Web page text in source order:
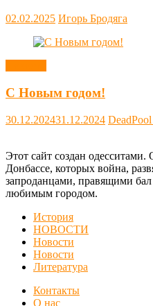
02.02.2025 Игорь Бродяга
С Новым годом!
30.12.202431.12.2024 DeadPool
Этот сайт создан
Донбассе, которых война,
запроданцами, правящими
любимым городом.
История
НОВОСТИ
Новости
Новости
Литература
Контакты
О нас